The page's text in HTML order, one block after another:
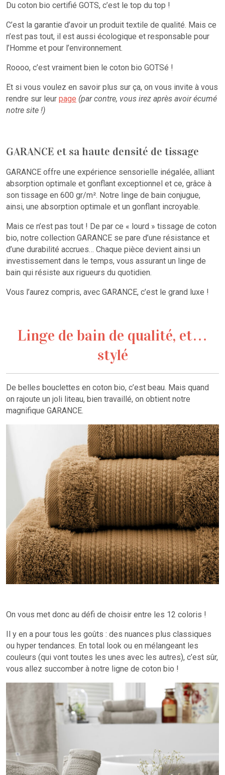
Du coton bio certifié GOTS, c’est le top du top !
C’est la garantie d’avoir un produit textile de qualité. Mais ce
n’est pas tout, il est aussi écologique et responsable pour
l’Homme et pour l’environnement.
Roooo, c’est vraiment bien le coton bio GOTSé !
Et si vous voulez en savoir plus sur ça, on vous invite à vous
rendre sur leur page (par contre, vous irez après avoir écumé
notre site !)
GARANCE et sa haute densité de tissage
GARANCE offre une expérience sensorielle inégalée, alliant
absorption optimale et gonflant exceptionnel et ce, grâce à
son tissage en 600 gr/m². Notre linge de bain conjugue,
ainsi, une absorption optimale et un gonflant incroyable.
Mais ce n’est pas tout ! De par ce « lourd » tissage de coton
bio, notre collection GARANCE se pare d’une résistance et
d’une durabilité accrues… Chaque pièce devient ainsi un
investissement dans le temps, vous assurant un linge de
bain qui résiste aux rigueurs du quotidien.
Vous l’aurez compris, avec GARANCE, c’est le grand luxe !
Linge de bain de qualité, et…
stylé
De belles bouclettes en coton bio, c’est beau. Mais quand
on rajoute un joli liteau, bien travaillé, on obtient notre
magnifique GARANCE.
On vous met donc au défi de choisir entre les 12 coloris !
Il y en a pour tous les goûts : des nuances plus classiques
ou hyper tendances. En total look ou en mélangeant les
couleurs (qui vont toutes les unes avec les autres), c’est sûr,
vous allez succomber à notre ligne de coton bio !